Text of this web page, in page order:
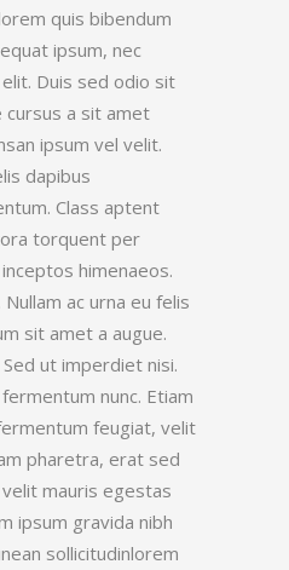
quis bibendum
ipsum, nec
Duis sed odio sit
cursus a sit amet
ipsum vel velit.
dapibus
Class aptent
torquent per
himenaeos.
ac urna eu felis
sit amet a augue.
ut imperdiet nisi.
nunc. Etiam
feugiat, velit
pharetra, erat sed
mauris egestas
ipsum gravida nibh
sollicitudinlorem